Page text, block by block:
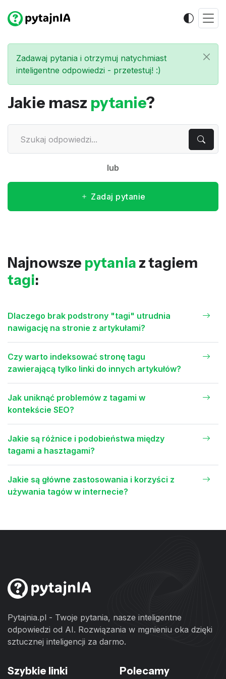
Zadawaj pytania i otrzymuj natychmiast
inteligentne odpowiedzi - przetestuj! :)
Jakie masz pytanie?
lub
Zadaj pytanie
Najnowsze pytania z tagiem
tagi:
Dlaczego brak podstrony "tagi" utrudnia
nawigację na stronie z artykułami?
Czy warto indeksować stronę tagu
zawierającą tylko linki do innych artykułów?
Jak uniknąć problemów z tagami w
kontekście SEO?
Jakie są różnice i podobieństwa między
tagami a hasztagami?
Jakie są główne zastosowania i korzyści z
używania tagów w internecie?
Pytajnia.pl - Twoje pytania, nasze inteligentne
odpowiedzi od AI. Rozwiązania w mgnieniu oka dzięki
sztucznej inteligencji za darmo.
Szybkie linki Polecamy